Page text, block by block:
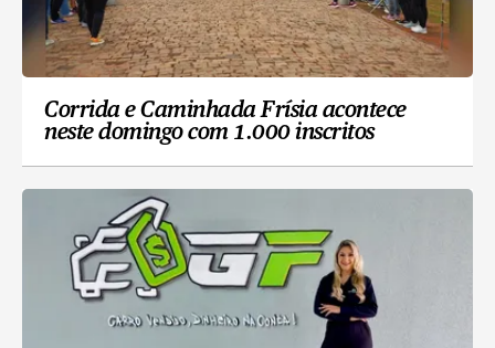
Corrida e Caminhada Frísia acontece
neste domingo com 1.000 inscritos